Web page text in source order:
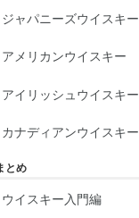
ジャパニーズウイスキー
アメリカンウイスキー
アイリッシュウイスキー
カナディアンウイスキー
とめ
ウイスキー入門編